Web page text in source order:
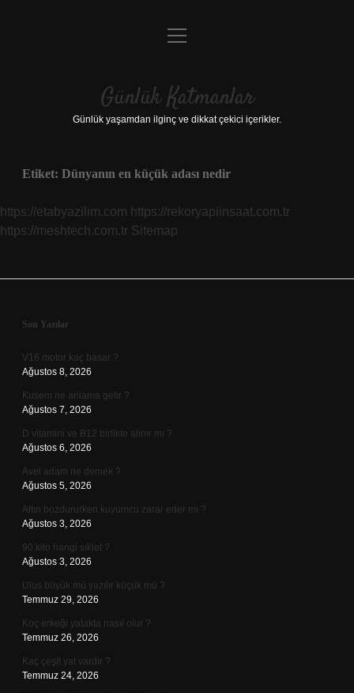
Anasayfa
Yasal Uyarı
menüyü
Günlük Katmanlar
Günlük yaşamdan ilginç ve dikkat çekici içerikler.
Etiket: Dünyanın en küçük adası nedir
https://etabyazilim.com https://rekoryapiinsaat.com.tr
https://meshtech.com.tr Sitemap
Sidebar
Son Yazılar
V16 motor kaç basar ?
Ağustos 8, 2026
Kusem ne anlama gelir ?
Ağustos 7, 2026
D vitamini ve B12 birlikte alınır mı ?
Ağustos 6, 2026
Avel adam ne demek ?
Ağustos 5, 2026
Altın bozdururken kuyumcu zarar eder mi ?
Ağustos 3, 2026
90 kilo hangi sıklet ?
Ağustos 3, 2026
Ulus büyük mü yazılır küçük mü ?
Temmuz 29, 2026
Koç erkeği yatakta nasıl olur ?
Temmuz 26, 2026
Kaç çeşit yat vardır ?
Temmuz 24, 2026